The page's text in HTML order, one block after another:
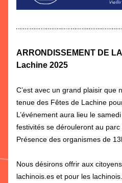
ARRONDISSEMENT DE
Lachine 2025
C’est avec un grand plaisir que
tenue des Fêtes de Lachine
L’événement aura lieu le
festivités se dérouleront au
Présence des organismes de
Nous désirons offrir aux
lachinois.es et pour les